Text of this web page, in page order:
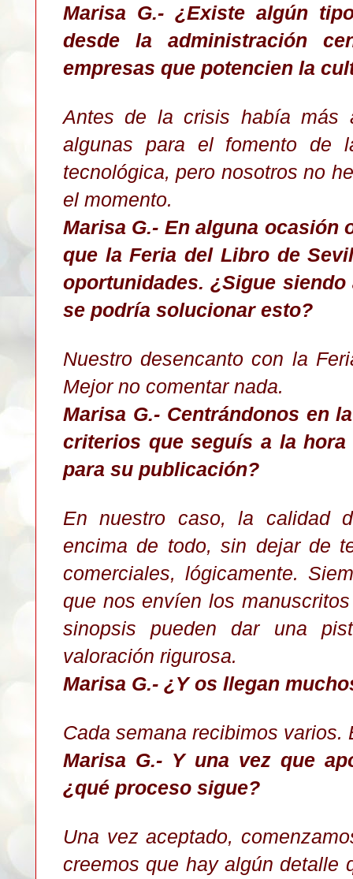
Marisa G.- ¿Existe algún
desde la administración
empresas que potencien la
Antes de la crisis había más
algunas para el fomento de
tecnológica, pero nosotros no
el momento.
Marisa G.- En alguna ocasión
que la Feria del Libro de
oportunidades. ¿Sigue
se podría solucionar esto?
Nuestro desencanto con la
Mejor no comentar nada.
Marisa G.- Centrándonos en
criterios que seguís a la
para su publicación?
En nuestro caso, la calidad
encima de todo, sin dejar de
comerciales, lógicamente.
que nos envíen los
sinopsis pueden dar una
valoración rigurosa.
Marisa G.- ¿Y os llegan
Cada semana recibimos
Marisa G.- Y una vez que
¿qué proceso sigue?
Una vez aceptado,
creemos que hay algún detalle